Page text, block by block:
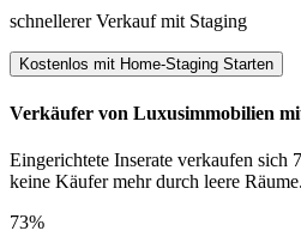
schnellerer Verkauf mit Staging
Kostenlos mit Home-Staging Starten
Verkäufer von Luxusimmobilien
Eingerichtete Inserate verkaufen sich
keine Käufer mehr durch leere Räume.
73%